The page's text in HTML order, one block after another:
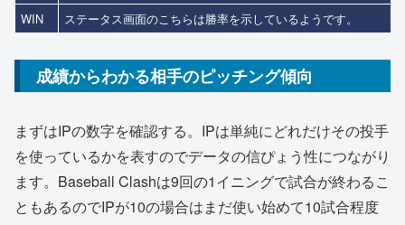
WIN
ステータス画面のこちらは勝率を示しているようです。
成績からわかる相手のピッチング傾向
まずはIPの数字を確認する。IPは単純にどれだけその投手
を使っているかを表すのでデータの信ぴょう性につながり
ます。Baseball Clashは9回の1イニングで試合が終わるこ
ともあるのでIPが10の場合はまだ使い始めて10試合程度